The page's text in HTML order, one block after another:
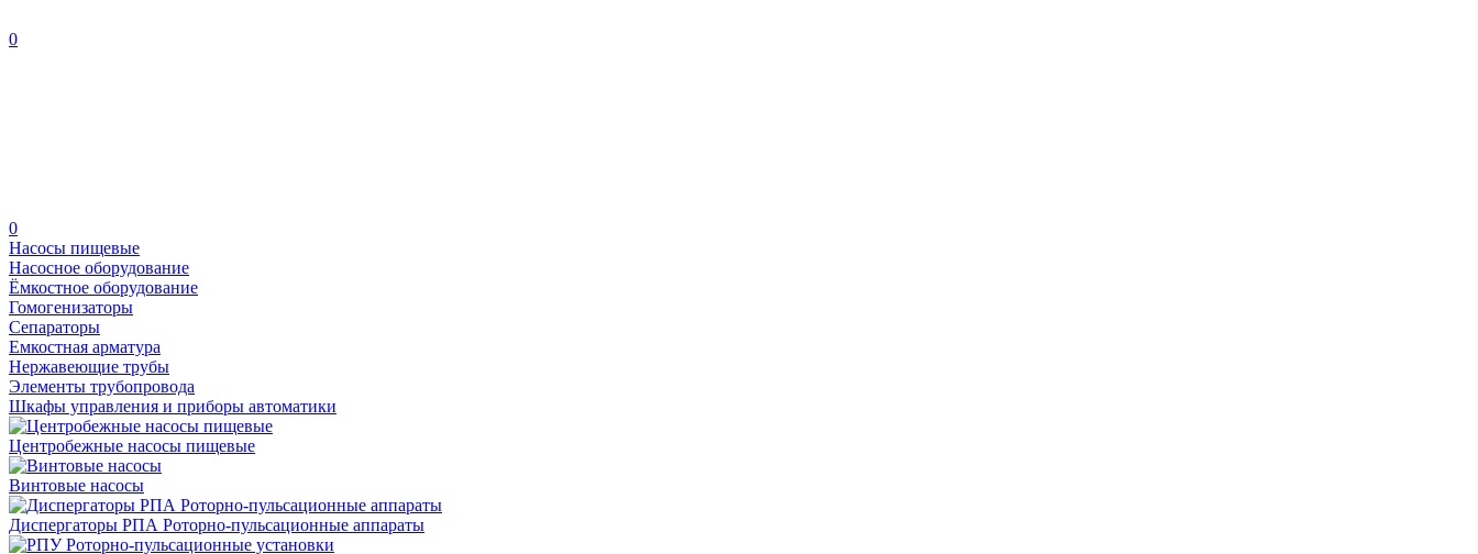
0
0
Насосы пищевые
Насосное оборудование
Ёмкостное оборудование
Гомогенизаторы
Сепараторы
Емкостная арматура
Нержавеющие трубы
Элементы трубопровода
Шкафы управления и приборы автоматики
Центробежные насосы пищевые
Винтовые насосы
Диспергаторы РПА Роторно-пульсационные аппараты